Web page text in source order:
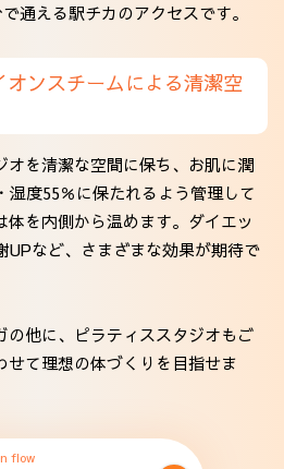
通える駅チカのアクセスです。
オンスチームによる清潔空
オを清潔な空間に保ち、お肌に潤
度55％に保たれるよう管理して
を内側から温めます。ダイエッ
UPなど、さまざまな効果が期待で
の他に、ピラティススタジオもご
せて理想の体づくりを目指せま
flow